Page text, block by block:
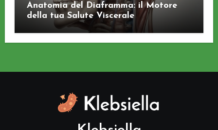
Anatomia del Diaframma: il Motore
della tua Salute Viscerale